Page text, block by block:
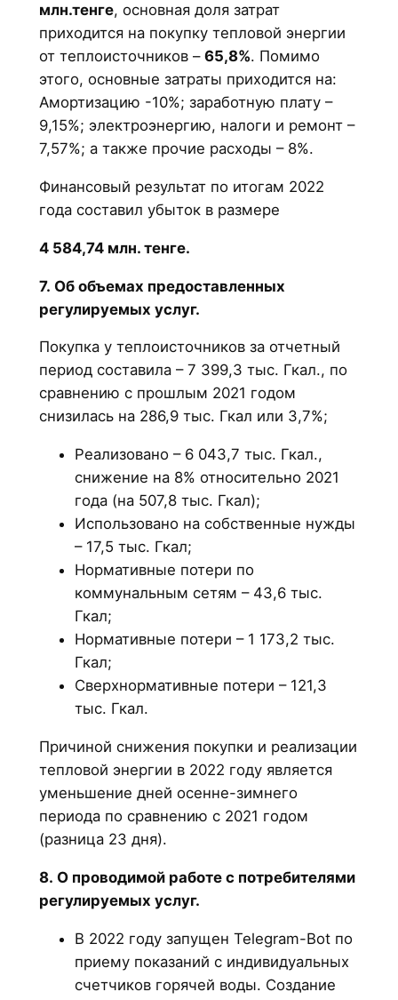
млн.тенге, основная доля затрат
приходится на покупку тепловой энергии
от теплоисточников – 65,8%. Помимо
этого, основные затраты приходится на:
Амортизацию -10%; заработную плату –
9,15%; электроэнергию, налоги и ремонт –
7,57%; а также прочие расходы – 8%.
Финансовый результат по итогам 2022
года составил убыток в размере
4 584,74 млн. тенге.
7. Об объемах предоставленных
регулируемых услуг.
Покупка у теплоисточников за отчетный
период составила – 7 399,3 тыс. Гкал., по
сравнению с прошлым 2021 годом
снизилась на 286,9 тыс. Гкал или 3,7%;
Реализовано – 6 043,7 тыс. Гкал.,
снижение на 8% относительно 2021
года (на 507,8 тыс. Гкал);
Использовано на собственные нужды
– 17,5 тыс. Гкал;
Нормативные потери по
коммунальным сетям – 43,6 тыс.
Гкал;
Нормативные потери – 1 173,2 тыс.
Гкал;
Сверхнормативные потери – 121,3
тыс. Гкал.
Причиной снижения покупки и реализации
тепловой энергии в 2022 году является
уменьшение дней осенне-зимнего
периода по сравнению с 2021 годом
(разница 23 дня).
8. О проводимой работе с потребителями
регулируемых услуг.
В 2022 году запущен Telegram-Bot по
приему показаний с индивидуальных
счетчиков горячей воды. Создание